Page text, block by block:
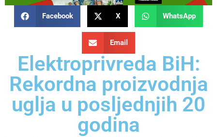
Facebook X WhatsApp
Email
Elektroprivreda BiH:
Rekordna proizvodnja
uglja u posljednjih 20
godina